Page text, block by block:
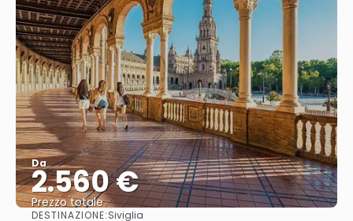
Da
2.560 €
Prezzo totale
DESTINAZIONE:Siviglia